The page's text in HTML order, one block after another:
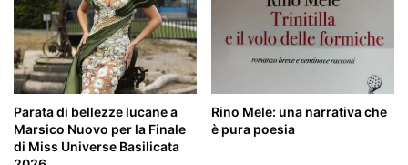
Parata di bellezze lucane a
Marsico Nuovo per la Finale
di Miss Universe Basilicata
Rino Mele: una narrativa che
è pura poesia